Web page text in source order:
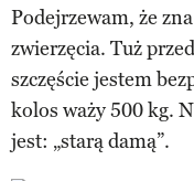
Podejrzewam, że
zwierzęcia. Tuż
szczęście jestem
kolos waży 500 kg.
jest: „starą damą”.